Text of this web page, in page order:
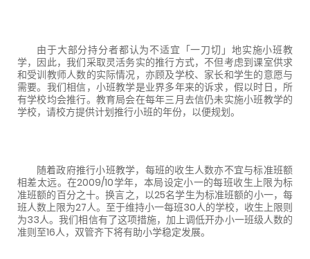
由于大部分持分者都认为不适宜「一刀切」地实施小班教
学，因此，我们采取灵活务实的推行方式，不但考虑到课室供求
和受训教师人数的实际情况，亦顾及学校、家长和学生的意愿与
需要。我们相信，小班教学是业界多年来的诉求，假以时日，所
有学校均会推行。教育局会在每年三月去信仍未实施小班教学的
学校，请校方提供计划推行小班的年份，以便规划。
随着政府推行小班教学，每班的收生人数亦不宜与标准班额
相差太远。在2009/10学年，本局设定小一的每班收生上限为标
准班额的百分之十。换言之，以25名学生为标准班额的小一，每
班人数上限为27人。至于维持小一每班30人的学校，收生上限则
为33人。我们相信有了这项措施，加上调低开办小一班级人数的
准则至16人，双管齐下将有助小学稳定发展。